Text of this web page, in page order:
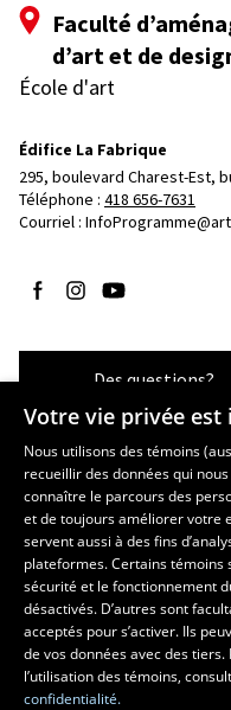
Faculté
d’art et de
École d'art
Édifice La Fabrique
295, boulevard Charest-Est,
Téléphone : 418 656-7631
Courriel :
Suivez-nous sur Facebook
Suivez-nous sur
Suivez-nous sur
Des questions?
Les écoles et la recherche
École supérieure
régional
École d’architecture
École de design
Centre de recherche en
Votre vie privée
Nous utilisons des témoins
recueillir des données qui
connaître le parcours des
et de toujours améliorer votre
servent aussi à des fins
plateformes. Certains témoins
sécurité et le fonctionnement
désactivés. D’autres sont
acceptés pour s’activer. Ils
de vos données avec des
l’utilisation des témoins,
confidentialité.